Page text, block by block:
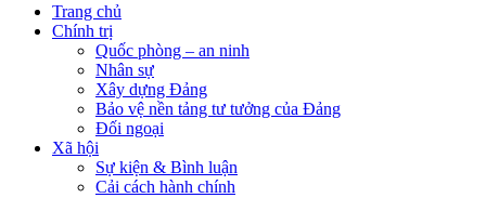
Trang chủ
Chính trị
Quốc phòng – an ninh
Nhân sự
Xây dựng Đảng
Bảo vệ nền tảng tư tưởng của Đảng
Đối ngoại
Xã hội
Sự kiện & Bình luận
Cải cách hành chính